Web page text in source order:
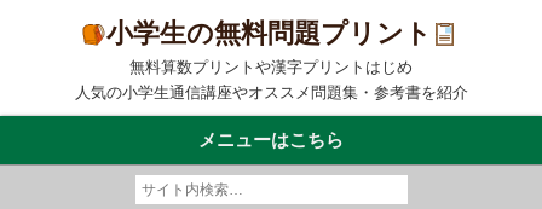
小学生の無料問題プリント
無料算数プリントや漢字プリントはじめ
人気の小学生通信講座やオススメ問題集・参考書を紹介
メニューはこちら